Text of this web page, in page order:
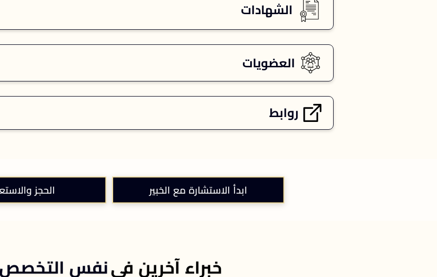
الشهادات
العضويات
روابط
ابدأ الاستشارة مع الخبير الحجز
خبراء آخرين في نفس